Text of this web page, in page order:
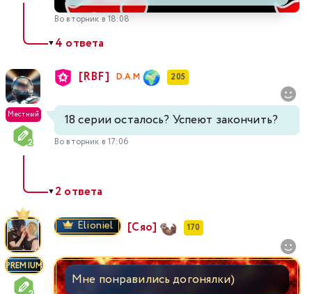
Во вторник в 18:08
▼4 ответа
Местный
[RBF] D.A.M 205
18 серии осталось? Успеют закончить?
Во вторник в 17:06
▼2 ответа
PREMIUM
Elioniel [Сяо] 170
Мне понравились догонялки)